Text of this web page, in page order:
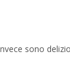
sono